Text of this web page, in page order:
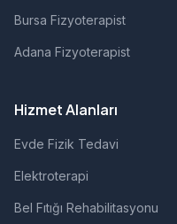
Bursa Fizyoterapist
Adana Fizyoterapist
Hizmet Alanları
Evde Fizik Tedavi
Elektroterapi
Bel Fıtığı Rehabilitasyonu